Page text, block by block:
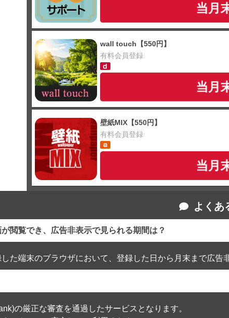
当月
wall touch【550円】
有料会員登録
当月
壁紙MIX【550円】
有料会員登録
当月
よくあ
閲覧でき、広告非表示で見られる期間は？
た端末のブラウザにおいて、登録した日から月末まで広告
の厳正な審査を通過したサービスとなります。